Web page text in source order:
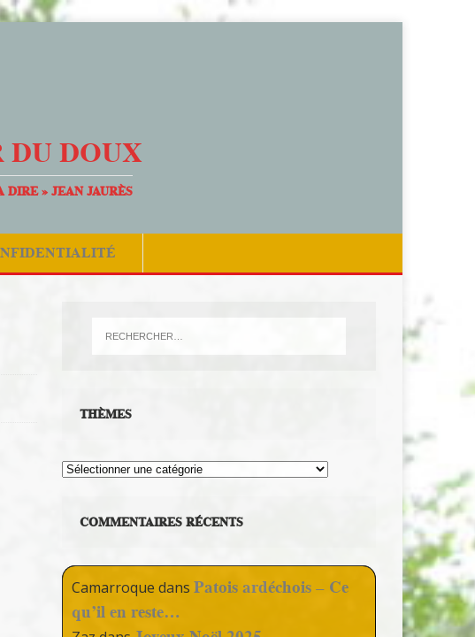
DU DOUX
» JEAN JAURÈS
THÈMES
Thèmes
COMMENTAIRES RÉCENTS
Camarroque dansPatois ardéchois – Ce
qu’il en reste…